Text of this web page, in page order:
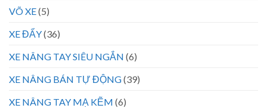
VÕ XE(5)
XE ĐẨY(36)
XE NÂNG TAY SIÊU NGẮN (6)
XE NÂNG BÁN TỰ ĐỘNG(39)
XE NÂNG TAY MẠ KẼM (6)